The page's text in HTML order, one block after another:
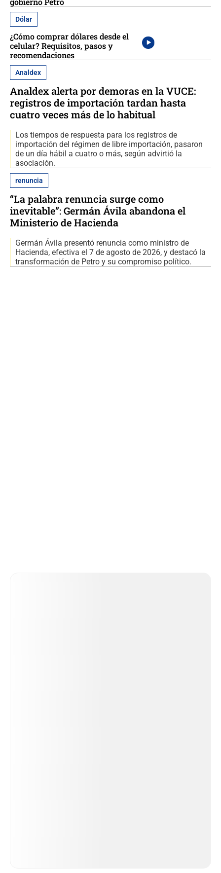
Dólar
¿Cómo comprar dólares desde el
celular? Requisitos, pasos y
recomendaciones
Analdex
Analdex alerta por demoras en la VUCE:
registros de importación tardan hasta
cuatro veces más de lo habitual
Los tiempos de respuesta para los registros de
importación del régimen de libre importación, pasaron
de un día hábil a cuatro o más, según advirtió la
asociación.
renuncia
“La palabra renuncia surge como
inevitable”: Germán Ávila abandona el
Ministerio de Hacienda
Germán Ávila presentó renuncia como ministro de
Hacienda, efectiva el 7 de agosto de 2026, y destacó la
transformación de Petro y su compromiso político.